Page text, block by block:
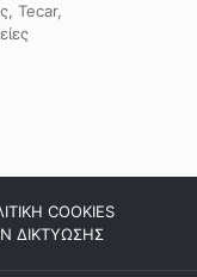
Tecar,
COOKIES
ΔΙΚΤΥΩΣΗΣ